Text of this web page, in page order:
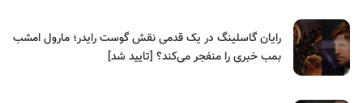
رایان گاسلینگ در یک قدمی نقش گوست رایدر؛ مارول امشب
بمب خبری را منفجر می‌کند؟ [تایید شد]